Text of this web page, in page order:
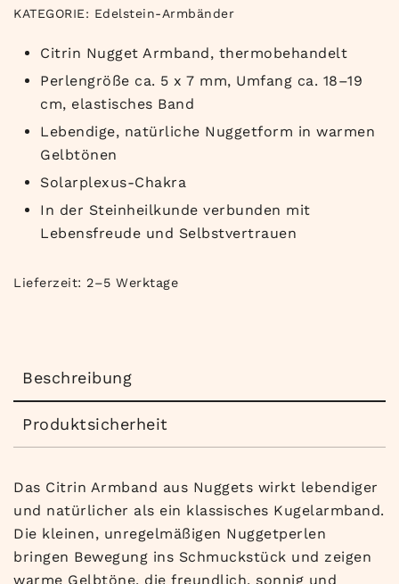
KATEGORIE: Edelstein-Armbänder
Citrin Nugget Armband, thermobehandelt
Perlengröße ca. 5 x 7 mm, Umfang ca. 18–19
cm, elastisches Band
Lebendige, natürliche Nuggetform in warmen
Gelbtönen
Solarplexus-Chakra
In der Steinheilkunde verbunden mit
Lebensfreude und Selbstvertrauen
Lieferzeit: 2–5 Werktage
Beschreibung
Produktsicherheit
Das Citrin Armband aus Nuggets wirkt lebendiger
und natürlicher als ein klassisches Kugelarmband.
Die kleinen, unregelmäßigen Nuggetperlen
bringen Bewegung ins Schmuckstück und zeigen
warme Gelbtöne, die freundlich, sonnig und